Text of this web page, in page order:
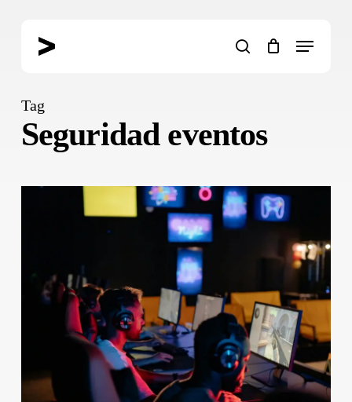
search
Menu
Tag
Seguridad eventos